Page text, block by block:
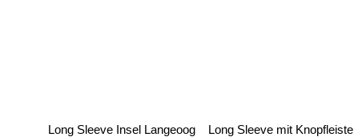
Long Sleeve Insel Langeoog
Long Sleeve mit Knopfleiste